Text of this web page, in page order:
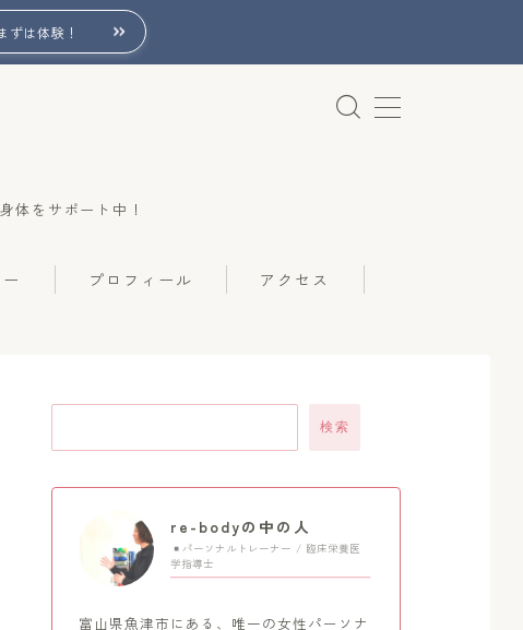
ずは体験！
体をサポート中！
プロフィール アクセス
検索
re-bodyの中の人
パーソナルトレーナー / 臨床栄養医
学指導士
富山県魚津市にある、唯一の女性パーソナ